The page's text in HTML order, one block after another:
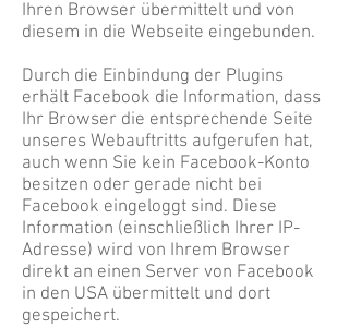
Ihren Browser übermittelt und von
diesem in die Webseite eingebunden.
Durch die Einbindung der Plugins
erhält Facebook die Information, dass
Ihr Browser die entsprechende Seite
unseres Webauftritts aufgerufen hat,
auch wenn Sie kein Facebook-Konto
besitzen oder gerade nicht bei
Facebook eingeloggt sind. Diese
Information (einschließlich Ihrer IP-
Adresse) wird von Ihrem Browser
direkt an einen Server von Facebook
in den USA übermittelt und dort
gespeichert.